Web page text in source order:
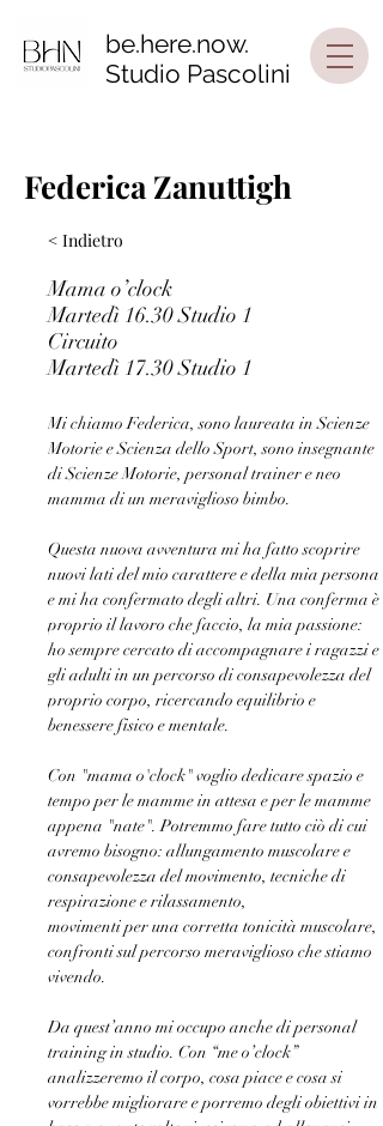
be.here.now.
Studio Pascolini
Federica Zanuttigh
< Indietro
Mama o’clock
Martedì 16.30 Studio 1
Circuito
Martedì 17.30 Studio 1
Mi chiamo Federica, sono laureata in Scienze
Motorie e Scienza dello Sport, sono insegnante
di Scienze Motorie, personal trainer e neo
mamma di un meraviglioso bimbo.
Questa nuova avventura mi ha fatto scoprire
nuovi lati del mio carattere e della mia persona
e mi ha confermato degli altri. Una conferma è
proprio il lavoro che faccio, la mia passione:
ho sempre cercato di accompagnare i ragazzi e
gli adulti in un percorso di consapevolezza del
proprio corpo, ricercando equilibrio e
benessere fisico e mentale.
Con "mama o'clock" voglio dedicare spazio e
tempo per le mamme in attesa e per le mamme
appena "nate". Potremmo fare tutto ciò di cui
avremo bisogno: allungamento muscolare e
consapevolezza del movimento, tecniche di
respirazione e rilassamento,
movimenti per una corretta tonicità muscolare,
confronti sul percorso meraviglioso che stiamo
vivendo.
Da quest’anno mi occupo anche di personal
training in studio. Con “me o’clock”
analizzeremo il corpo, cosa piace e cosa si
vorrebbe migliorare e porremo degli obiettivi in